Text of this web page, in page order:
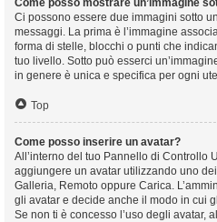
Come posso mostrare un’immagine
Ci possono essere due immagini sotto
messaggi. La prima è l’immagine
forma di stelle, blocchi o punti che
tuo livello. Sotto può esserci
in genere è unica e specifica per ogni
Top
Come posso inserire un avatar?
All’interno del tuo Pannello di Controllo
aggiungere un avatar utilizzando uno
Galleria, Remoto oppure Carica.
gli avatar e decide anche il modo in cui
Se non ti è concesso l’uso degli avatar,